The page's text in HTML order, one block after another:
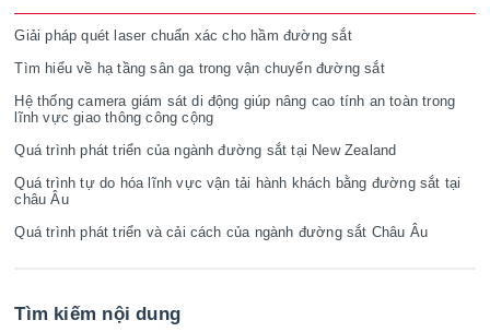
Giải pháp quét laser chuẩn xác cho hầm đường sắt
Tìm hiểu về hạ tầng sân ga trong vận chuyển đường sắt
Hệ thống camera giám sát di động giúp nâng cao tính an toàn trong
lĩnh vực giao thông công cộng
Quá trình phát triển của ngành đường sắt tại New Zealand
Quá trình tự do hóa lĩnh vực vận tải hành khách bằng đường sắt tại
châu Âu
Quá trình phát triển và cải cách của ngành đường sắt Châu Âu
Tìm kiếm nội dung